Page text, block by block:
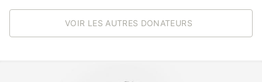
VOIR LES AUTRES DONATEURS